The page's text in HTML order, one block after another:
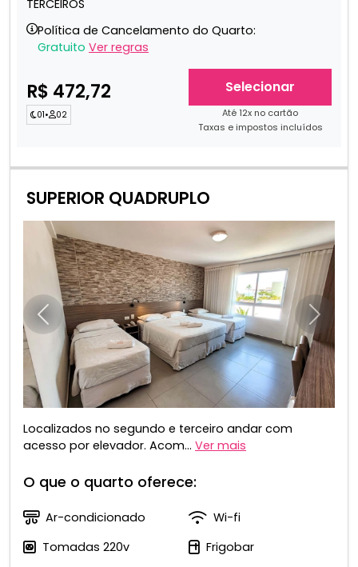
TERCEIROS
Política de Cancelamento do Quarto:
Gratuito Ver regras
R$ 472,72
01• 02
Selecionar
Até 12x no cartão
Taxas e impostos incluídos
SUPERIOR QUADRUPLO
Anterior
Localizados no segundo e terceiro andar com
acesso por elevador. Acom... Ver mais
O que o quarto oferece:
Ar-condicionado
Wi-fi
Tomadas 220v
Frigobar